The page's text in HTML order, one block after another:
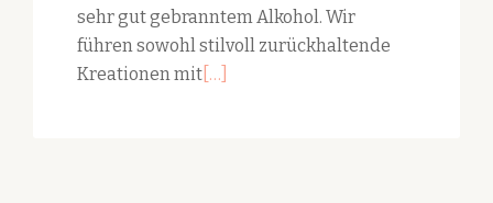
sehr gut gebranntem Alkohol. Wir
führen sowohl stilvoll zurückhaltende
Kreationen mitRead
[…]